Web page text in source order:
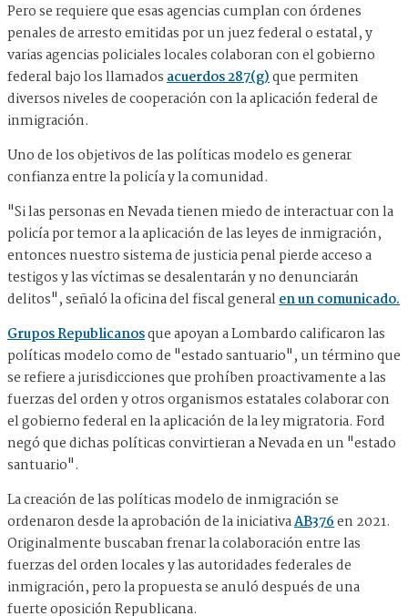
Pero se requiere que esas agencias cumplan con órdenes
penales de arresto emitidas por un juez federal o estatal, y
varias agencias policiales locales colaboran con el gobierno
federal bajo los llamadosacuerdos 287(g)que permiten
diversos niveles de cooperación con la aplicación federal de
inmigración.
Uno de los objetivos de las políticas modelo es generar
confianza entre la policía y la comunidad.
"Si las personas en Nevada tienen miedo de interactuar con la
policía por temor a la aplicación de las leyes de inmigración,
entonces nuestro sistema de justicia penal pierde acceso a
testigos y las víctimas se desalentarán y no denunciarán
delitos", señaló la oficina del fiscal generalen un comunicado.
Grupos Republicanosque apoyan a Lombardo calificaron las
políticas modelo como de "estado santuario", un término que
se refiere a jurisdicciones que prohíben proactivamente a las
fuerzas del orden y otros organismos estatales colaborar con
el gobierno federal en la aplicación de la ley migratoria. Ford
negó que dichas políticas convirtieran a Nevada en un "estado
santuario".
La creación de las políticas modelo de inmigración se
ordenaron desde la aprobación de la iniciativaAB376en 2021.
Originalmente buscaban frenar la colaboración entre las
fuerzas del orden locales y las autoridades federales de
inmigración, pero la propuesta se anuló después de una
fuerte oposición Republicana.